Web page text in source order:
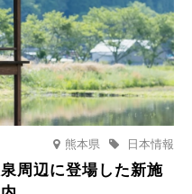
熊本県 日本情報
周辺に登場した新施